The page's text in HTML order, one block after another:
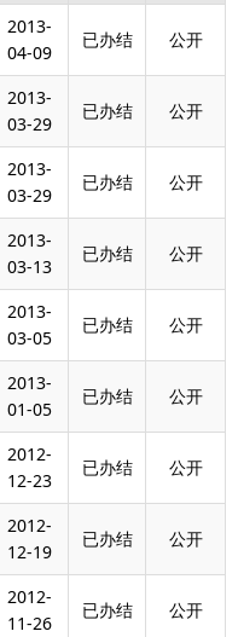
2013-
04-09
已办结 公开
2013-
03-29
已办结 公开
2013-
03-29
已办结 公开
2013-
03-13
已办结 公开
2013-
03-05
已办结 公开
2013-
01-05
已办结 公开
2012-
12-23
已办结 公开
2012-
12-19
已办结 公开
2012-
11-26
已办结 公开